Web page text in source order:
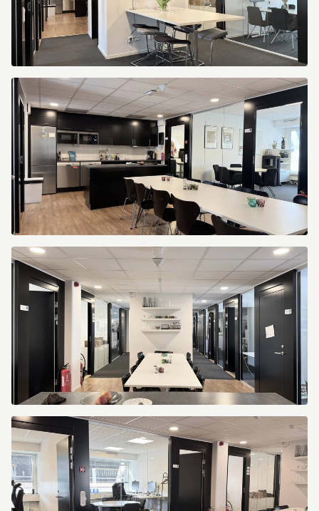
Kungsportsavenyen
10
Kungsportsavenyen
10
Kungsportsavenyen
10